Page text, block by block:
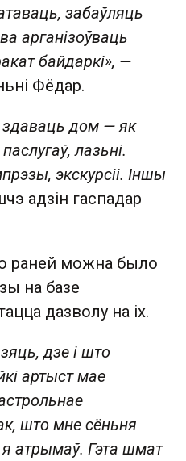
забаўляць
арганізоўваць
байдаркі», —
Фёдар.
здаваць дом — як
лазьні.
экскурсіі. Іншы
адзін гаспадар
раней можна было
на базе
дазволу на іх.
дзе і што
артыст мае
што мне сёньня
я атрымаў. Гэта шмат